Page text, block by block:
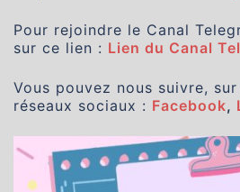
Pour rejoindre le Canal
sur ce lien : Lien du Canal
Vous pouvez nous suivre,
réseaux sociaux : Facebook,